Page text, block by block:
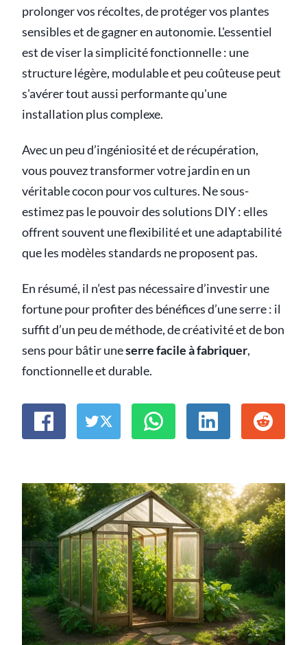
prolonger vos récoltes, de protéger vos plantes
sensibles et de gagner en autonomie. L'essentiel
est de viser la simplicité fonctionnelle : une
structure légère, modulable et peu coûteuse peut
s'avérer tout aussi performante qu'une
installation plus complexe.
Avec un peu d’ingéniosité et de récupération,
vous pouvez transformer votre jardin en un
véritable cocon pour vos cultures. Ne sous-
estimez pas le pouvoir des solutions DIY : elles
offrent souvent une flexibilité et une adaptabilité
que les modèles standards ne proposent pas.
En résumé, il n’est pas nécessaire d’investir une
fortune pour profiter des bénéfices d’une serre : il
suffit d’un peu de méthode, de créativité et de bon
sens pour bâtir uneserre facile à fabriquer,
fonctionnelle et durable.